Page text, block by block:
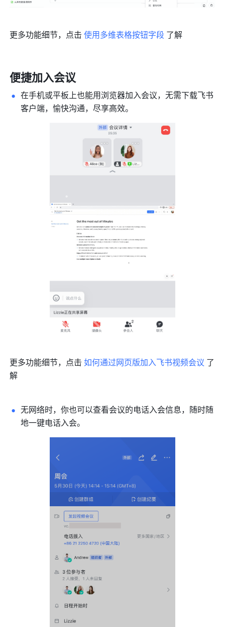
更多功能细节，点击 使用多维表格按钮字段 了解
便捷加入会议
在手机或平板上也能用浏览器加入会议，无需下载飞书
客户端，愉快沟通，尽享高效。
更多功能细节，点击 如何通过网页版加入飞书视频会议 了
解
无网络时，你也可以查看会议的电话入会信息，随时随
地一键电话入会。